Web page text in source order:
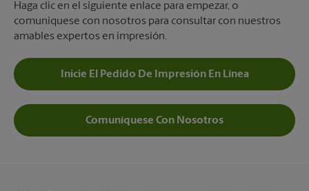
Haga clic en el siguiente enlace para empezar, o
comuníquese con nosotros para consultar con nuestros
amables expertos en impresión.
Inicie El Pedido De Impresión En Línea
Comuníquese Con Nosotros